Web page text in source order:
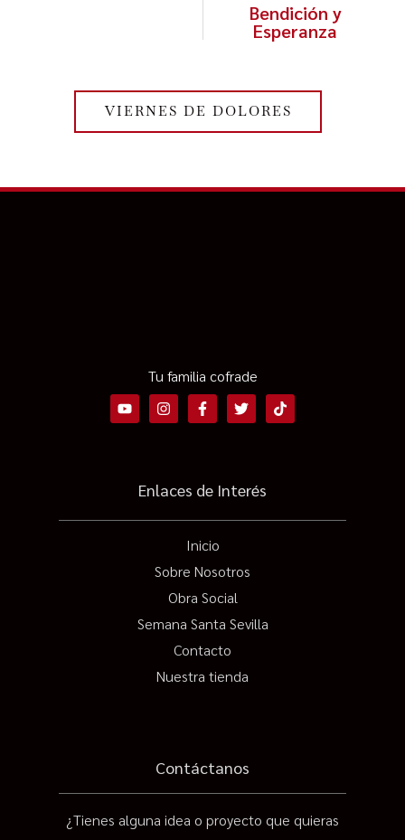
Bendición y
Esperanza
VIERNES DE DOLORES
Tu familia cofrade
Enlaces de Interés
Inicio
Sobre Nosotros
Obra Social
Semana Santa Sevilla
Contacto
Nuestra tienda
Contáctanos
¿Tienes alguna idea o proyecto que quieras